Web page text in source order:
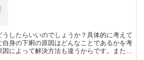
したらいいのでしょうか？具体的に考えて
自身の下痢の原因はどんなことであるかを考
因によって解決方法も違うからです。また、